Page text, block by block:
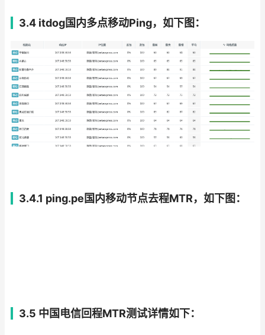
3.4 itdog国内多点移动Ping，如下图：
3.4.1 ping.pe国内移动节点去程MTR，如下图：
3.5 中国电信回程MTR测试详情如下：